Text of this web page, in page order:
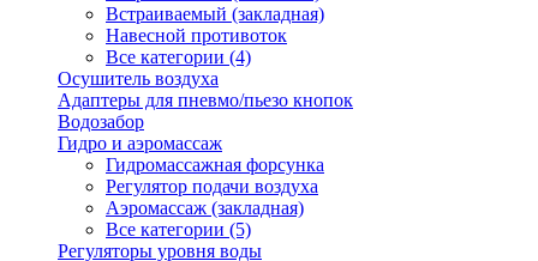
Встраиваемый (закладная)
Навесной противоток
Все категории (4)
Осушитель воздуха
Адаптеры для пневмо/пьезо кнопок
Водозабор
Гидро и аэромассаж
Гидромассажная форсунка
Регулятор подачи воздуха
Аэромассаж (закладная)
Все категории (5)
Регуляторы уровня воды